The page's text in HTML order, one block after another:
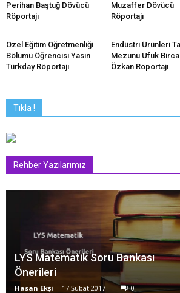
Perihan Baştuğ Dövücü
Röportajı
Muzaffer Dövücü
Röportajı
Özel Eğitim Öğretmenliği
Bölümü Öğrencisi Yasin
Türkday Röportajı
Endüstri Ürünleri
Mezunu Ufuk
Özkan Röportajı
Tıkla !
Rehber Yazılarımız
LYS Matematik Soru Bankası
Önerileri
Hasan Ekşi - 17 Şubat 2017 0